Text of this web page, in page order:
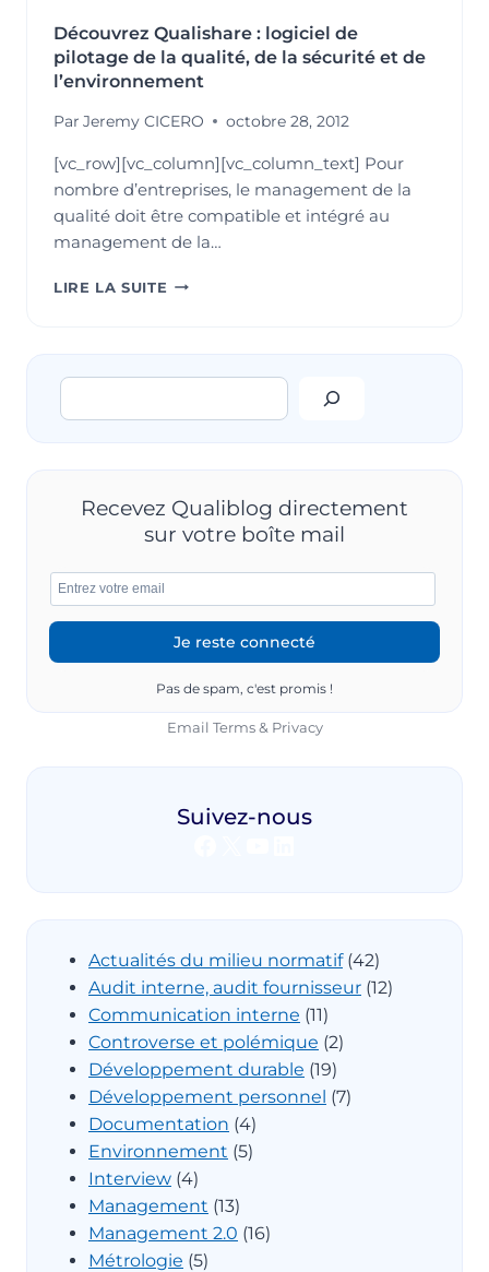
Découvrez Qualishare : logiciel de
pilotage de la qualité, de la sécurité et de
l’environnement
Par Jeremy CICERO octobre 28, 2012
[vc_row][vc_column][vc_column_text] Pour
nombre d’entreprises, le management de la
qualité doit être compatible et intégré au
management de la…
LIRE LA SUITE DÉCOUVREZ
LA
SÉCURITÉ
ET
Rechercher
Recevez Qualiblog directement
sur votre boîte mail
Pas de spam, c'est promis !
Email Terms& Privacy
Suivez-nous
Actualités du milieu normatif(42)
Audit interne, audit fournisseur (12)
Communication interne (11)
Controverse et polémique (2)
Développement durable (19)
Développement personnel (7)
Documentation (4)
Environnement (5)
Interview (4)
Management (13)
Management 2.0 (16)
Métrologie (5)